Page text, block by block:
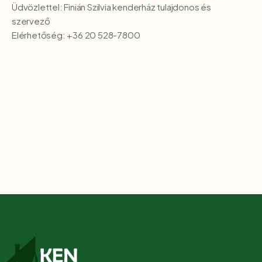
Üdvözlettel: Finián Szilvia kenderház tulajdonos és
szervező
Elérhetőség: +36 20 528-7800